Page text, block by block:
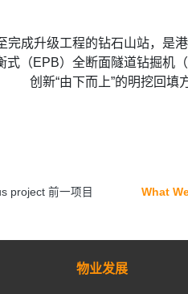
成升级工程的钻石山站，是
式（EPB）全断面隧道钻掘机
创新“由下而上”的明挖回
project 前一项目 What
物业发展